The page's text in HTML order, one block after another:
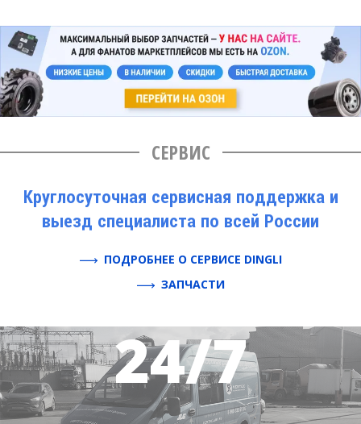
СЕРВИС
Круглосуточная сервисная поддержка и
выезд специалиста по всей России
ПОДРОБНЕЕ О СЕРВИСЕ DINGLI
ЗАПЧАСТИ